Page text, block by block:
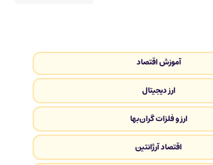
آموزش اقتصاد
ارز دیجیتال
ارز و فلزات گران‌بها
اقتصاد آرژانتین